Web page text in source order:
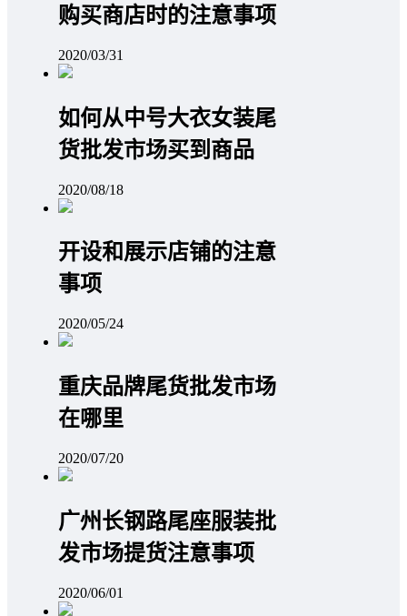
购买商店时的注意事项
2020/03/31
如何从中号大衣女装尾
货批发市场买到商品
2020/08/18
开设和展示店铺的注意
事项
2020/05/24
重庆品牌尾货批发市场
在哪里
2020/07/20
广州长钢路尾座服装批
发市场提货注意事项
2020/06/01